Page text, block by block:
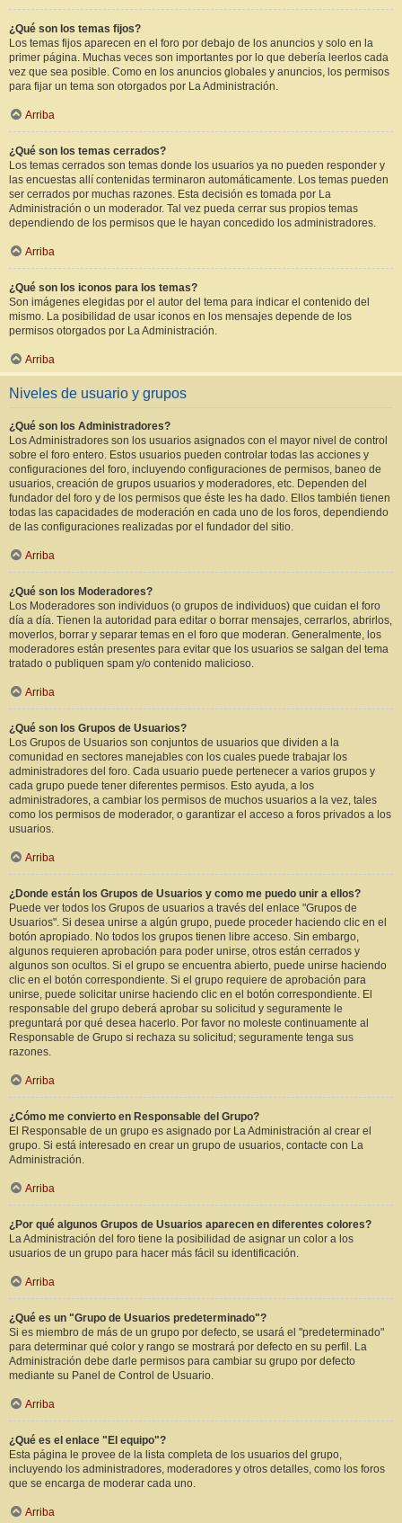
¿Qué son los temas fijos?
Los temas fijos aparecen en el foro por debajo de los anuncios y solo en la
primer página. Muchas veces son importantes por lo que debería leerlos cada
vez que sea posible. Como en los anuncios globales y anuncios, los permisos
para fijar un tema son otorgados por La Administración.
Arriba
¿Qué son los temas cerrados?
Los temas cerrados son temas donde los usuarios ya no pueden responder y
las encuestas allí contenidas terminaron automáticamente. Los temas pueden
ser cerrados por muchas razones. Esta decisión es tomada por La
Administración o un moderador. Tal vez pueda cerrar sus propios temas
dependiendo de los permisos que le hayan concedido los administradores.
Arriba
¿Qué son los iconos para los temas?
Son imágenes elegidas por el autor del tema para indicar el contenido del
mismo. La posibilidad de usar iconos en los mensajes depende de los
permisos otorgados por La Administración.
Arriba
Niveles de usuario y grupos
¿Qué son los Administradores?
Los Administradores son los usuarios asignados con el mayor nivel de control
sobre el foro entero. Estos usuarios pueden controlar todas las acciones y
configuraciones del foro, incluyendo configuraciones de permisos, baneo de
usuarios, creación de grupos usuarios y moderadores, etc. Dependen del
fundador del foro y de los permisos que éste les ha dado. Ellos también tienen
todas las capacidades de moderación en cada uno de los foros, dependiendo
de las configuraciones realizadas por el fundador del sitio.
Arriba
¿Qué son los Moderadores?
Los Moderadores son individuos (o grupos de individuos) que cuidan el foro
día a día. Tienen la autoridad para editar o borrar mensajes, cerrarlos, abrirlos,
moverlos, borrar y separar temas en el foro que moderan. Generalmente, los
moderadores están presentes para evitar que los usuarios se salgan del tema
tratado o publiquen spam y/o contenido malicioso.
Arriba
¿Qué son los Grupos de Usuarios?
Los Grupos de Usuarios son conjuntos de usuarios que dividen a la
comunidad en sectores manejables con los cuales puede trabajar los
administradores del foro. Cada usuario puede pertenecer a varios grupos y
cada grupo puede tener diferentes permisos. Esto ayuda, a los
administradores, a cambiar los permisos de muchos usuarios a la vez, tales
como los permisos de moderador, o garantizar el acceso a foros privados a los
usuarios.
Arriba
¿Donde están los Grupos de Usuarios y como me puedo unir a ellos?
Puede ver todos los Grupos de usuarios a través del enlace "Grupos de
Usuarios". Si desea unirse a algún grupo, puede proceder haciendo clic en el
botón apropiado. No todos los grupos tienen libre acceso. Sin embargo,
algunos requieren aprobación para poder unirse, otros están cerrados y
algunos son ocultos. Si el grupo se encuentra abierto, puede unirse haciendo
clic en el botón correspondiente. Si el grupo requiere de aprobación para
unirse, puede solicitar unirse haciendo clic en el botón correspondiente. El
responsable del grupo deberá aprobar su solicitud y seguramente le
preguntará por qué desea hacerlo. Por favor no moleste continuamente al
Responsable de Grupo si rechaza su solicitud; seguramente tenga sus
razones.
Arriba
¿Cómo me convierto en Responsable del Grupo?
El Responsable de un grupo es asignado por La Administración al crear el
grupo. Si está interesado en crear un grupo de usuarios, contacte con La
Administración.
Arriba
¿Por qué algunos Grupos de Usuarios aparecen en diferentes colores?
La Administración del foro tiene la posibilidad de asignar un color a los
usuarios de un grupo para hacer más fácil su identificación.
Arriba
¿Qué es un "Grupo de Usuarios predeterminado"?
Si es miembro de más de un grupo por defecto, se usará el "predeterminado"
para determinar qué color y rango se mostrará por defecto en su perfil. La
Administración debe darle permisos para cambiar su grupo por defecto
mediante su Panel de Control de Usuario.
Arriba
¿Qué es el enlace "El equipo"?
Esta página le provee de la lista completa de los usuarios del grupo,
incluyendo los administradores, moderadores y otros detalles, como los foros
que se encarga de moderar cada uno.
Arriba